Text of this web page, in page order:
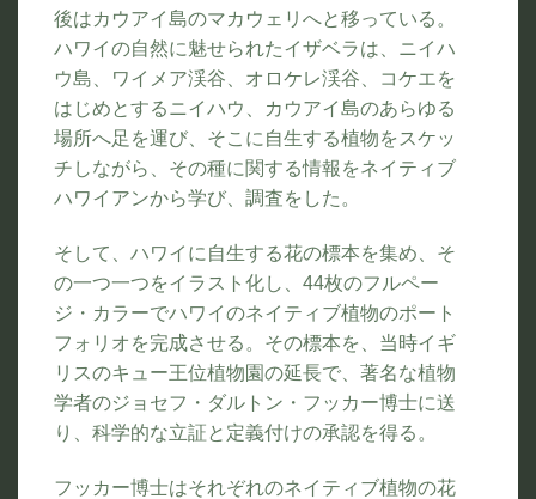
後はカウアイ島のマカウェリへと移っている。
ハワイの自然に魅せられたイザベラは、ニイハ
ウ島、ワイメア渓谷、オロケレ渓谷、コケエを
はじめとするニイハウ、カウアイ島のあらゆる
場所へ足を運び、そこに自生する植物をスケッ
チしながら、その種に関する情報をネイティブ
ハワイアンから学び、調査をした。
そして、ハワイに自生する花の標本を集め、そ
の一つ一つをイラスト化し、44枚のフルペー
ジ・カラーでハワイのネイティブ植物のポート
フォリオを完成させる。その標本を、当時イギ
リスのキュー王位植物園の延長で、著名な植物
学者のジョセフ・ダルトン・フッカー博士に送
り、科学的な立証と定義付けの承認を得る。
フッカー博士はそれぞれのネイティブ植物の花